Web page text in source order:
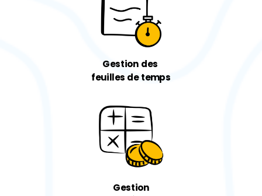
Gestion des
feuilles de temps
Gestion